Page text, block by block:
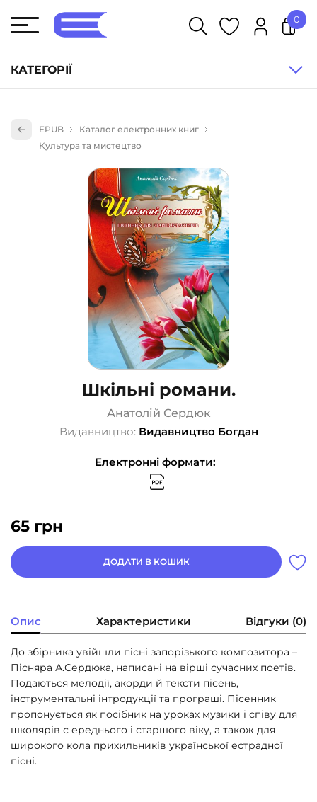
КАТЕГОРІЇ
Книги для дітей (835)
Науково-популярна література (1015)
Навчальна література та посібники (527)
Енциклопедії, довідники, словники (55)
Подарункові сертифікати (1)
0
EPUB
Каталог електронних книг
Культура та мистецтво
Шкільні романи.
Анатолій Сердюк
Видавництво: Видавництво Богдан
Електронні формати:
65 грн
ДОДАТИ В КОШИК
Опис Характеристики Відгуки (0)
До збірника увійшли пісні запорізького композитора –
Пісняра А.Сердюка, написані на вірші сучасних поетів.
Подаються мелодії, акорди й тексти пісень,
інструментальні інтродукції та програші. Пісенник
пропонується як посібник на уроках музики і співу для
школярів с ереднього і старшого віку, а також для
широкого кола прихильників української естрадної
пісні.